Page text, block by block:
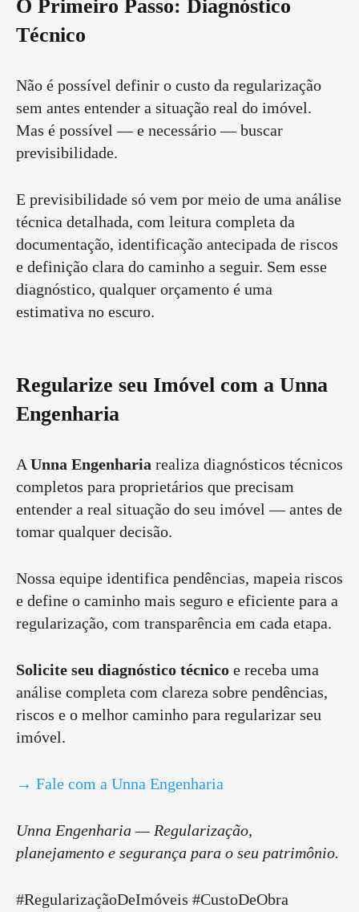
O Primeiro Passo: Diagnóstico
Técnico
Não é possível definir o custo da regularização
sem antes entender a situação real do imóvel.
Mas é possível — e necessário — buscar
previsibilidade.
E previsibilidade só vem por meio de uma análise
técnica detalhada, com leitura completa da
documentação, identificação antecipada de riscos
e definição clara do caminho a seguir. Sem esse
diagnóstico, qualquer orçamento é uma
estimativa no escuro.
Regularize seu Imóvel com a Unna
Engenharia
A Unna Engenharia realiza diagnósticos técnicos
completos para proprietários que precisam
entender a real situação do seu imóvel — antes de
tomar qualquer decisão.
Nossa equipe identifica pendências, mapeia riscos
e define o caminho mais seguro e eficiente para a
regularização, com transparência em cada etapa.
Solicite seu diagnóstico técnico e receba uma
análise completa com clareza sobre pendências,
riscos e o melhor caminho para regularizar seu
imóvel.
→ Fale com a Unna Engenharia
Unna Engenharia — Regularização,
planejamento e segurança para o seu patrimônio.
#RegularizaçãoDeImóveis #CustoDeObra